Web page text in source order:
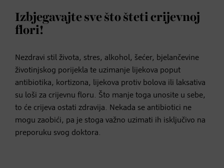
Izbjegavajte sve što šteti crijevnoj
flori!
Nezdravi stil života, stres, alkohol, šećer, bjelančevine
životinjskog porijekla te uzimanje lijekova poput
antibiotika, kortizona, lijekova protiv bolova ili laksativa
su loši za crijevnu floru. Što manje toga unosite u sebe,
to će crijeva ostati zdravija. Nekada se antibiotici ne
mogu zaobići, pa je stoga važno uzimati ih isključivo na
preporuku svog doktora.